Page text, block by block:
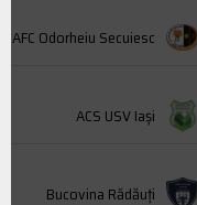
AFC Odorheiu Secuiesc
ACS USV Iaşi
Bucovina Rădăuți